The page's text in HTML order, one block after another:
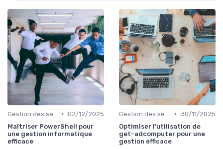
Gestion des serveurs • 02/12/2025
Maîtriser PowerShell pour
une gestion informatique
efficace
Gestion des serveurs • 30/11/2025
Optimiser l'utilisation de
get-adcomputer pour une
gestion efficace